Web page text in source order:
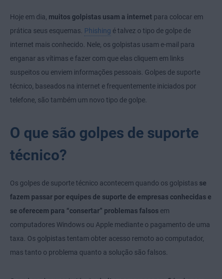
Hoje em dia, muitos golpistas usam a internet para colocar em
prática seus esquemas. Phishing é talvez o tipo de golpe de
internet mais conhecido. Nele, os golpistas usam e-mail para
enganar as vítimas e fazer com que elas cliquem em links
suspeitos ou enviem informações pessoais. Golpes de suporte
técnico, baseados na internet e frequentemente iniciados por
telefone, são também um novo tipo de golpe.
O que são golpes de suporte
técnico?
Os golpes de suporte técnico acontecem quando os golpistas se
fazem passar por equipes de suporte de empresas conhecidas e
se oferecem para “consertar” problemas falsos em
computadores Windows ou Apple mediante o pagamento de uma
taxa. Os golpistas tentam obter acesso remoto ao computador,
mas tanto o problema quanto a solução são falsos.